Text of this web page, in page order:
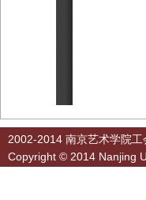
2002-2014 南京艺术学院
Copyright © 2014 Nanjing